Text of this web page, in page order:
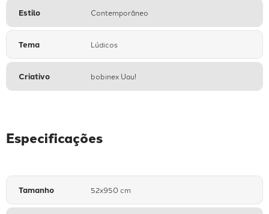
Estilo Contemporâneo
Tema Lúdicos
Criativo bobinex Uau!
Especificações
Tamanho 52x950 cm